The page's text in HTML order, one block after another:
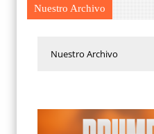
Nuestro Archivo